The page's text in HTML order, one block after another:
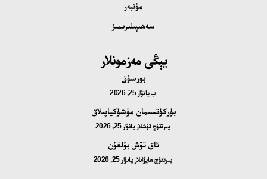
مۇنبەر
سەھىپىلىرىمىز
يېڭى مەزمونلار
بورسۇق
بيانۋار 25, 2026
بۈركۈتسىمان مۈشۈكياپىلاق
يىرتقۇچ قۇشلار يانۋار 25, 2026
ئاق تۆش بۇلغۇن
يىرتقۇچ ھايۋانلار يانۋار 25, 2026